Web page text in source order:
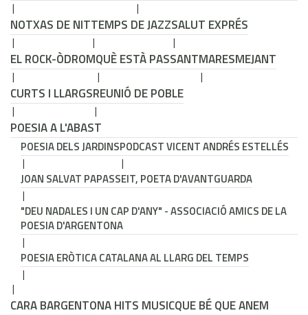
NOTXAS DE NITTEMPS DE JAZZSALUT EXPRÉS
EL ROCK-ÒDROMQUÈ ESTÀ PASSANTMARESMEJANT
CURTS I LLARGSREUNIÓ DE POBLE
POESIA A L'ABAST
POESIA DELS JARDINSPODCAST VICENT ANDRÉS ESTELLÉS
JOAN SALVAT PAPASSEIT, POETA D'AVANTGUARDA
"DEU NADALES I UN CAP D'ANY" - ASSOCIACIÓ AMICS DE LA
POESIA D'ARGENTONA
POESIA ERÒTICA CATALANA AL LLARG DEL TEMPS
CARA BARGENTONA HITS MUSICQUE BÉ QUE ANEM